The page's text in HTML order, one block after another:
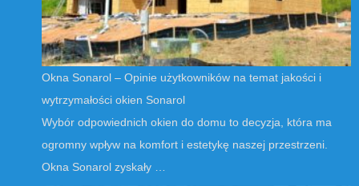
Okna Sonarol – Opinie użytkowników na temat jakości i
wytrzymałości okien Sonarol
Wybór odpowiednich okien do domu to decyzja, która ma
ogromny wpływ na komfort i estetykę naszej przestrzeni.
Okna Sonarol zyskały …